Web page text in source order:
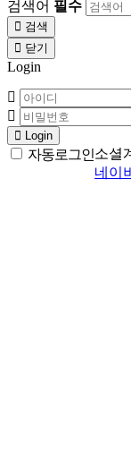
검색어 필수
검색
닫기
Login
Login
자동로그인소셜
네이